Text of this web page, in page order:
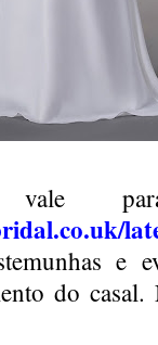
vale
e
do casal.